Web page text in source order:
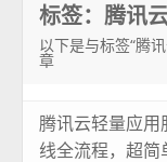
标签：腾讯
以下是与标签“腾
章
腾讯云轻量应用
线全流程，超简